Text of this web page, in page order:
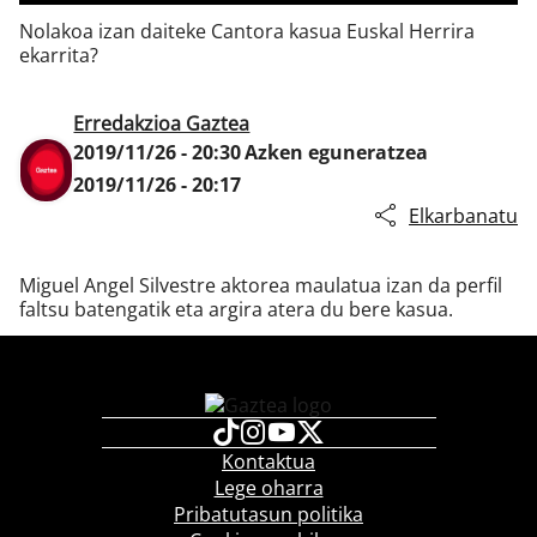
Nolakoa izan daiteke Cantora kasua Euskal Herrira
ekarrita?
Erredakzioa Gaztea
2019/11/26 - 20:30Azken eguneratzea
2019/11/26 - 20:17
Elkarbanatu
Miguel Angel Silvestre aktorea maulatua izan da perfil
faltsu batengatik eta argira atera du bere kasua.
Kontaktua
Lege oharra
Pribatutasun politika